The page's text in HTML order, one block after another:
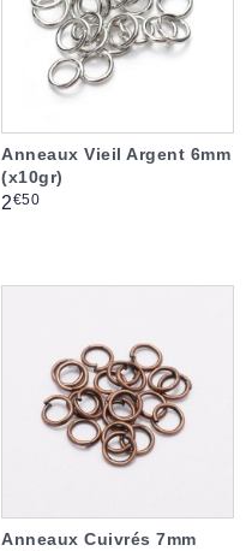
Anneaux Vieil Argent 6mm
(x10gr)
Prix
2€50
Anneaux Cuivrés 7mm